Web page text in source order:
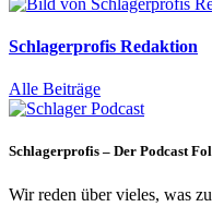
Schlagerprofis Redaktion
Alle Beiträge
Schlagerprofis – Der Podcast
Wir reden über vieles, was